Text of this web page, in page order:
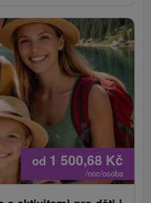
od 1 500,68 Kč
/noc/osoba